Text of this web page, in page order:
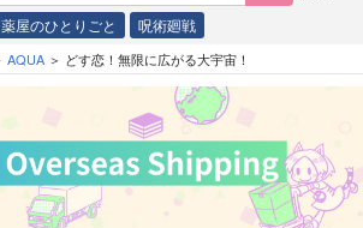
薬屋のひとりごと 呪術廻戦
AQUA どす恋！無限に広がる大宇宙！